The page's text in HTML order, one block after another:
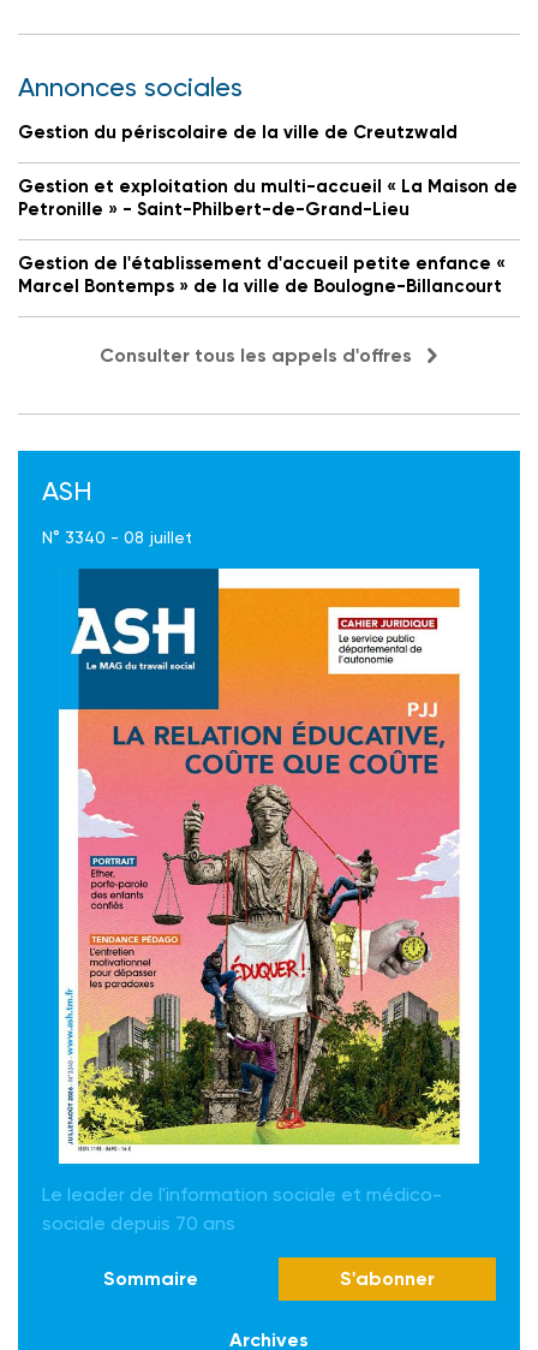
Annonces sociales
Gestion du périscolaire de la ville de Creutzwald
Gestion et exploitation du multi-accueil « La Maison de
Petronille » - Saint-Philbert-de-Grand-Lieu
Gestion de l'établissement d'accueil petite enfance «
Marcel Bontemps » de la ville de Boulogne-Billancourt
Consulter tous les appels d'offres
ASH
N° 3340 - 08 juillet
Le leader de l'information sociale et médico-
sociale depuis 70 ans
Sommaire S'abonner
Archives